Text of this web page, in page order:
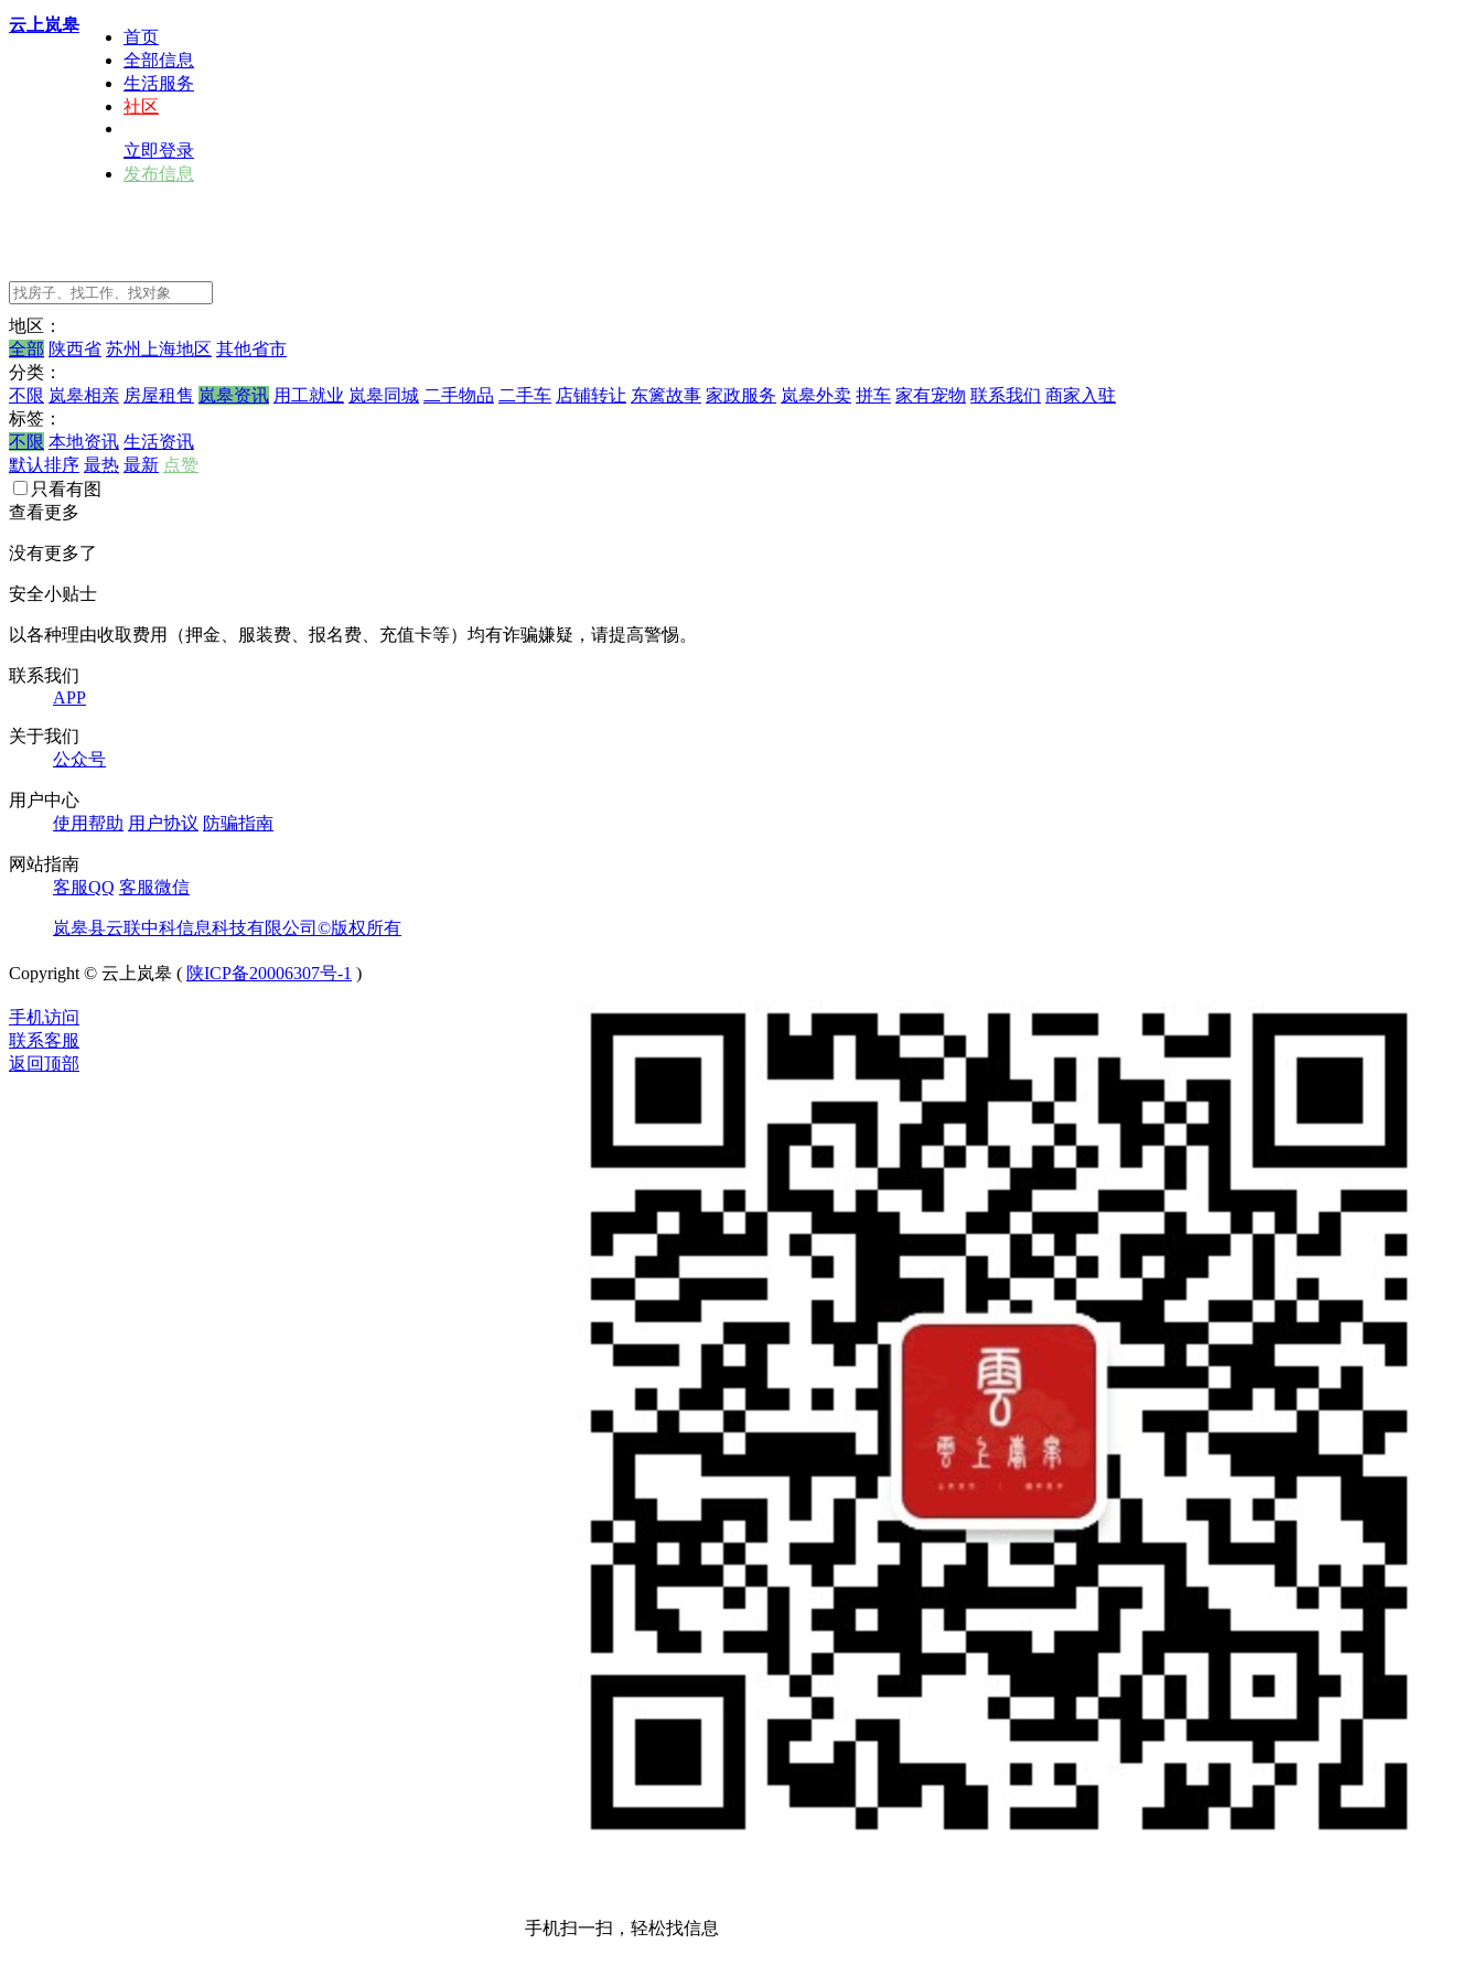
云上岚皋
首页
全部信息
生活服务
社区
立即登录
发布信息
地区：
全部 陕西省 苏州上海地区 其他省市
分类：
不限 岚皋相亲 房屋租售 岚皋资讯 用工就业 岚皋同城 二手物品 二手车 店铺转让 东篱故事 家政服务 岚皋外卖 拼车 家有宠物 联系我们 商家入驻
标签：
不限 本地资讯 生活资讯
默认排序 最热 最新 点赞
只看有图
查看更多
没有更多了
安全小贴士
以各种理由收取费用（押金、服装费、报名费、充值卡等）均有诈骗嫌疑，请提高警惕。
联系我们
APP
关于我们
公众号
用户中心
使用帮助 用户协议 防骗指南
网站指南
客服QQ 客服微信
岚皋县云联中科信息科技有限公司©版权所有
手机扫一扫，轻松找信息
Copyright © 云上岚皋 ( 陕ICP备20006307号-1 )
手机访问
联系客服
返回顶部